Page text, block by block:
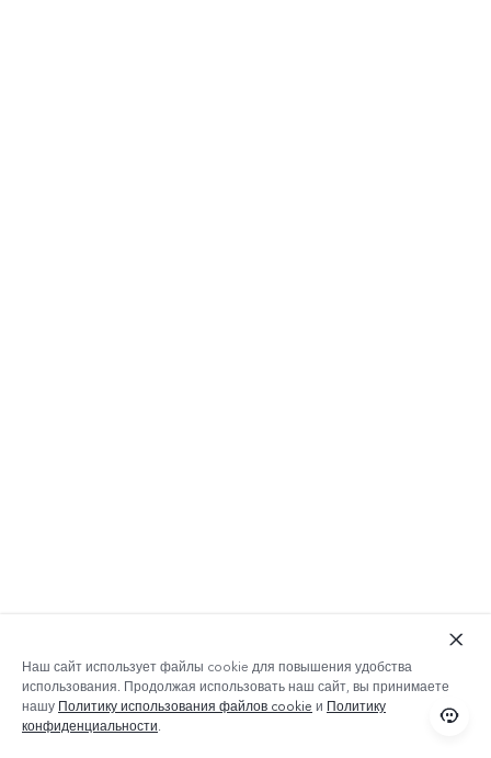
Наш сайт использует файлы cookie для повышения удобства
использования. Продолжая использовать наш сайт, вы принимаете
нашу Политику использования файлов cookie и Политику
конфиденциальности.